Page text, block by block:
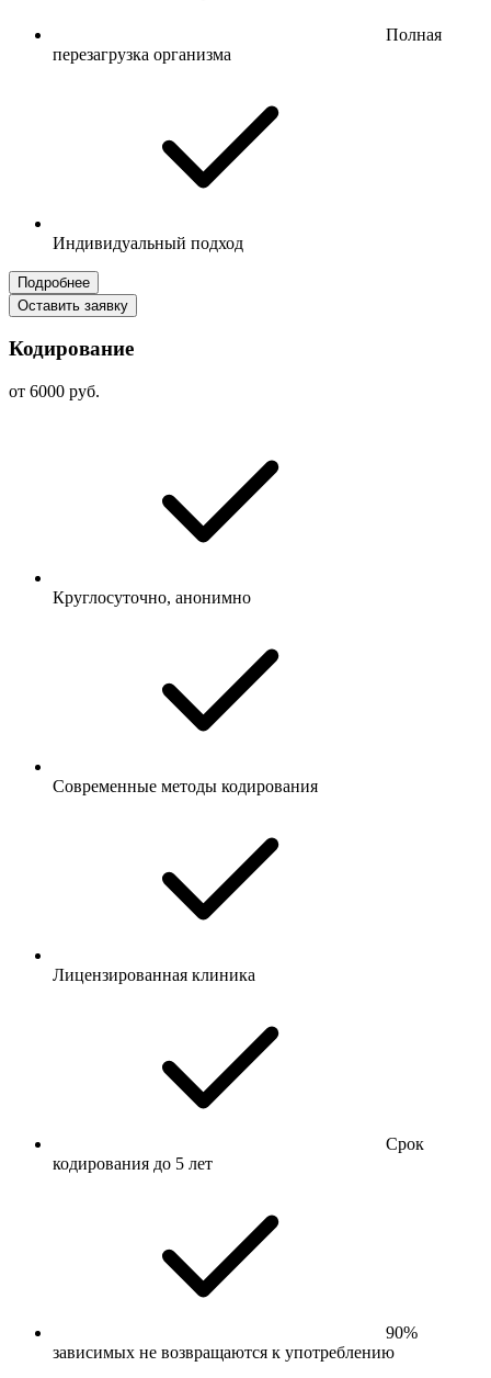
Полная
перезагрузка организма
Индивидуальный подход
Подробнее
Оставить заявку
Кодирование
от 6000 руб.
Круглосуточно, анонимно
Современные методы кодирования
Лицензированная клиника
Срок
кодирования до 5 лет
90%
зависимых не возвращаются к употреблению